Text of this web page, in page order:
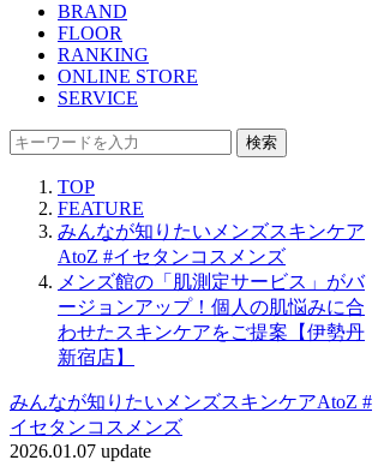
BRAND
FLOOR
RANKING
ONLINE STORE
SERVICE
検索
TOP
FEATURE
みんなが知りたいメンズスキンケア
AtoZ #イセタンコスメンズ
メンズ館の「肌測定サービス」がバ
ージョンアップ！個人の肌悩みに合
わせたスキンケアをご提案【伊勢丹
新宿店】
みんなが知りたいメンズスキンケアAtoZ #
イセタンコスメンズ
2026.01.07 update